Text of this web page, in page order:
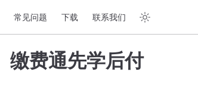
常见问题 下载 联系我们
缴费通先学后付